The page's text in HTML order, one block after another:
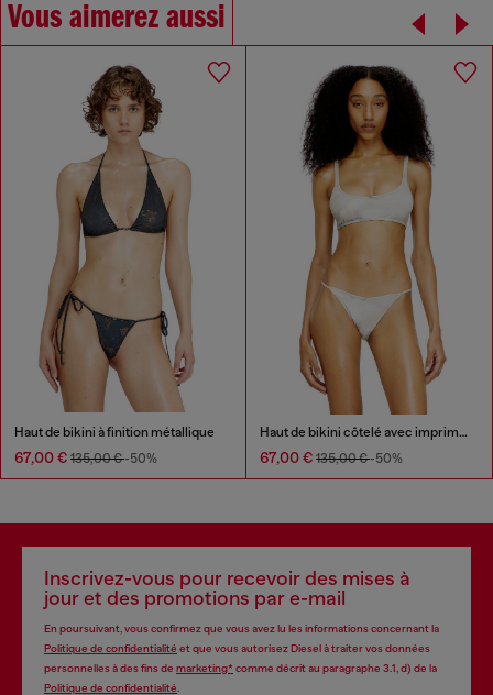
Vous aimerez aussi
Haut de bikini à finition métallique
67,00 € 135,00 €-50%
Haut de bikini côtelé avec imprimé camouflage
67,00 € 135,00 €-50%
Inscrivez-vous pour recevoir des mises à
jour et des promotions par e-mail
En poursuivant, vous confirmez que vous avez lu les informations concernant la
Politique de confidentialité et que vous autorisez Diesel à traiter vos données
personnelles à des fins de marketing*comme décrit au paragraphe 3.1, d) de la
Politique de confidentialité